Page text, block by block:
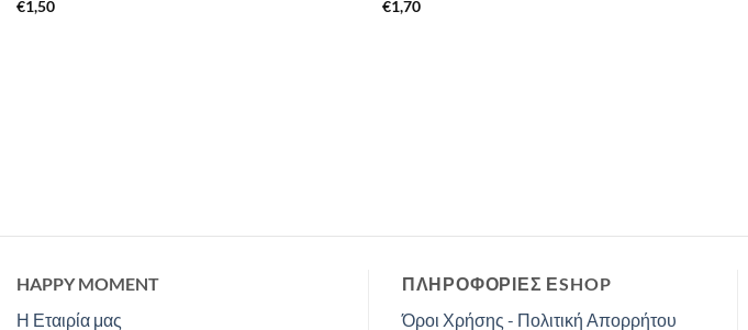
€1,50
€1,70
HAPPY MOMENT
Η Εταιρία μας
ΠΛΗΡΟΦΟΡΙΕΣ ΕSHOP
Όροι Χρήσης - Πολιτική Απορρήτου